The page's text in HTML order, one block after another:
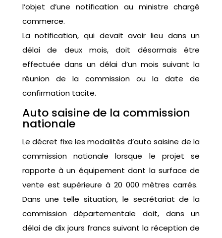
l’objet d’une notification au ministre chargé
commerce.
La notification, qui devait avoir lieu dans un
délai de deux mois, doit désormais être
effectuée dans un délai d’un mois suivant la
réunion de la commission ou la date de
confirmation tacite.
Auto saisine de la commission
nationale
Le décret fixe les modalités d’auto saisine de la
commission nationale lorsque le projet se
rapporte à un équipement dont la surface de
vente est supérieure à 20 000 mètres carrés.
Dans une telle situation, le secrétariat de la
commission départementale doit, dans un
délai de dix jours francs suivant la réception de